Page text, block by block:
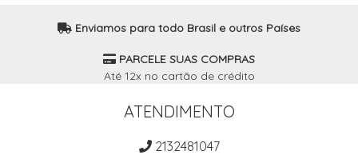
Enviamos para todo Brasil e outros Países
PARCELE SUAS COMPRAS
Até 12x no cartão de crédito
ATENDIMENTO
2132481047